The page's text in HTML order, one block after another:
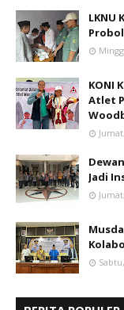
LKNU
KONI
Atlet
Jadi